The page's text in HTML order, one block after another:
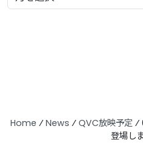
Home ⁄ News ⁄ QVC放映予定⁄
登場し